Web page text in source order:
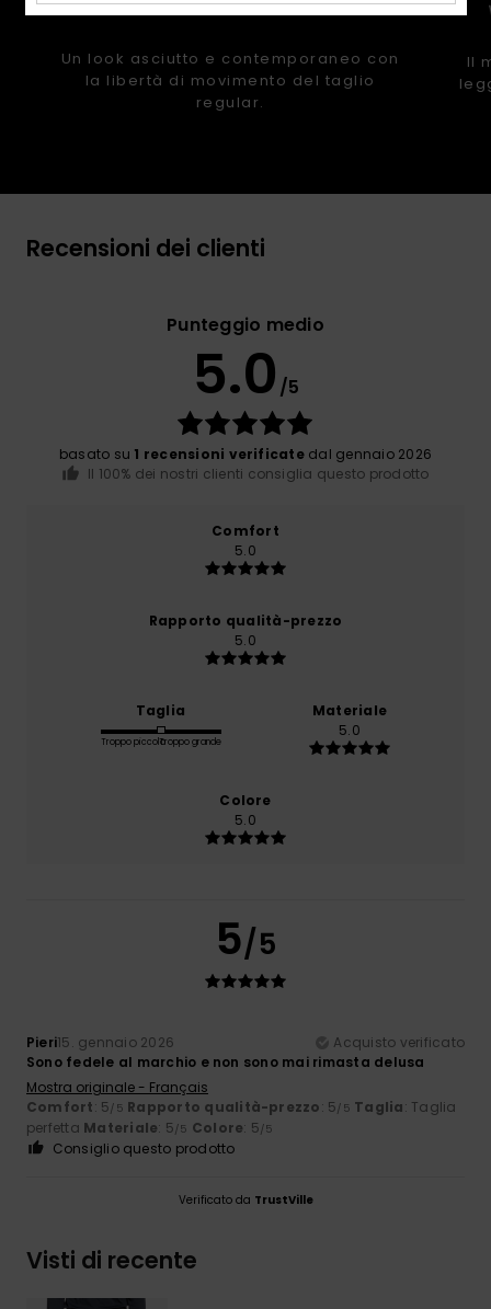
Un look asciutto e contemporaneo con
la libertà di movimento del taglio
regular.
Il
Recensioni dei clienti
Punteggio medio
5.0 /5
basato su 1 recensioni verificatedal gennaio 2026
Il 100% dei nostri clienti consiglia questo prodotto
Comfort
5.0
Rapporto qualità-prezzo
5.0
Taglia
Troppo piccoloTroppo grande
Materiale
5.0
Colore
5.0
5/5
Pieri15. gennaio 2026
Acquisto verificato
Sono fedele al marchio e non sono mai rimasta delusa
Mostra originale - Français
Comfort: 5/5 Rapporto qualità-prezzo: 5/5 Taglia: Taglia
perfetta Materiale: 5/5 Colore: 5/5
Consiglio questo prodotto
Verificato da TrustVille
Visti di recente